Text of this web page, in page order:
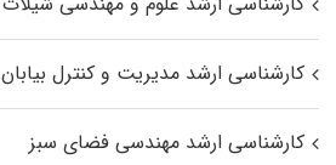
کارشناسی ارشد مدیریت و کنترل بیابان
کارشناسی ارشد مهندسی فضای سبز